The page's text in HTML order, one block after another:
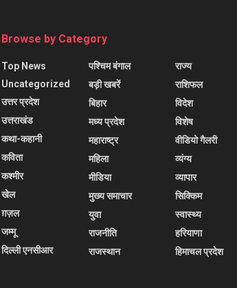
Browse by Category
Top News
Uncategorized
उत्तर प्रदेश
उत्तराखंड
कथा-कहानी
कविता
कश्मीर
खेल
ग़ज़ल
जम्मू
दिल्ली एनसीआर
पश्चिम बंगाल
बड़ी खबरें
बिहार
मध्य प्रदेश
महाराष्ट्र
महिला
मीडिया
मुख्य समाचार
युवा
राजनीति
राजस्थान
राज्य
राशिफल
विदेश
विशेष
वीडियो गैलरी
व्यंग्य
व्यापार
सिक्किम
स्वास्थ्य
हरियाणा
हिमाचल प्रदेश